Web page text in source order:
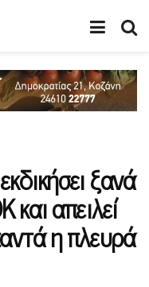
ξανά
απειλεί
η πλευρά